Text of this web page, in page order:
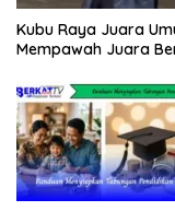
Kubu Raya Juara
Mempawah Juara